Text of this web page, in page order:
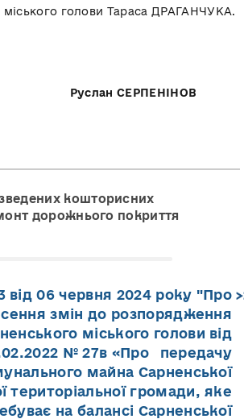
міського голови Тараса ДРАГАНЧУКА.
СЕРПЕНІНОВ
кошторисних
дорожнього покриття
від 06 червня 2024 року "Про
змін до розпорядження
міського голови від
№ 27в «Про передачу
майна Сарненської
територіальної громади, яке
на балансі Сарненської